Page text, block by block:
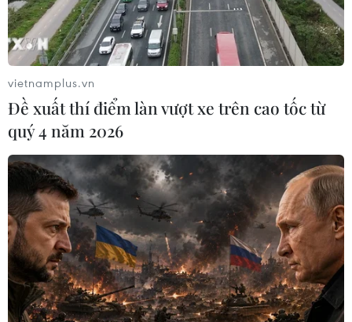
được yên tâm vui Xuân, đón Tết./.
(TTXVN/Vietnam+)
vietnamplus.vn
Đề xuất thí điểm làn vượt xe trên cao tốc từ
quý 4 năm 2026